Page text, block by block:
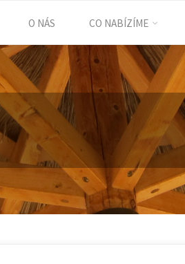
O NÁS CO NABÍZÍME